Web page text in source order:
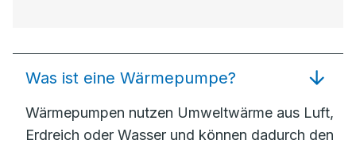
Was ist eine Wärmepumpe?
Wärmepumpen nutzen Umweltwärme aus Luft,
Erdreich oder Wasser und können dadurch den